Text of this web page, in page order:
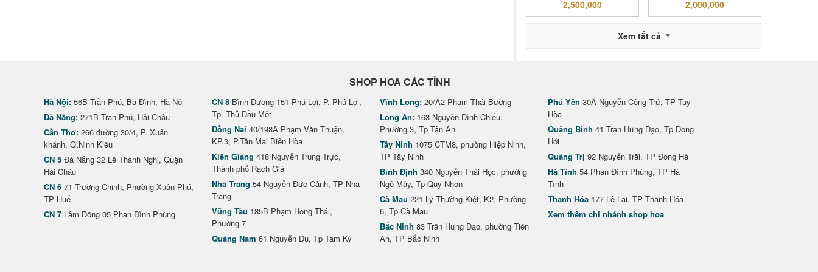
2,500,000 2,000,000
Xem tất cả
SHOP HOA CÁC TỈNH
Hà Nội: 56B Trần Phú, Ba Đình, Hà Nội
Đà Nẵng: 271B Trần Phú, Hải Châu
Cần Thơ: 266 đường 30/4, P. Xuân
khánh, Q.Ninh Kiều
CN 5 Đà Nẵng 32 Lê Thanh Nghị, Quận
Hải Châu
CN 6 71 Trường Chinh, Phường Xuân Phú,
TP Huế
CN 7 Lâm Đồng 05 Phan Đình Phùng
CN 8 Bình Dương 151 Phú Lợi, P. Phú Lợi,
Tp. Thủ Dầu Một
Đồng Nai 40/198A Phạm Văn Thuận,
KP.3, P.Tân Mai Biên Hòa
Kiên Giang 418 Nguyễn Trung Trực,
Thành phố Rạch Giá
Nha Trang 54 Nguyễn Đức Cảnh, TP Nha
Trang
Vũng Tàu 185B Phạm Hồng Thái,
Phường 7
Quảng Nam 61 Nguyễn Du, Tp Tam Kỳ
Vĩnh Long: 20/A2 Phạm Thái Bường
Long An: 163 Nguyễn Đình Chiểu,
Phường 3, Tp Tân An
Tây Ninh 1075 CTM8, phường Hiệp Ninh,
TP Tây Ninh
Bình Định 340 Nguyễn Thái Học, phường
Ngô Mây, Tp Quy Nhơn
Cà Mau 221 Lý Thường Kiệt, K2, Phường
6, Tp Cà Mau
Bắc Ninh 83 Trần Hưng Đạo, phường Tiền
An, TP Bắc Ninh
Phú Yên 30A Nguyễn Công Trứ, TP Tuy
Hòa
Quảng Bình 41 Trần Hưng Đạo, Tp Đồng
Hới
Quảng Trị 92 Nguyễn Trãi, TP Đông Hà
Hà Tĩnh 54 Phan Đình Phùng, TP Hà
Tĩnh
Thanh Hóa 177 Lê Lai, TP Thanh Hóa
Xem thêm chi nhánh shop hoa